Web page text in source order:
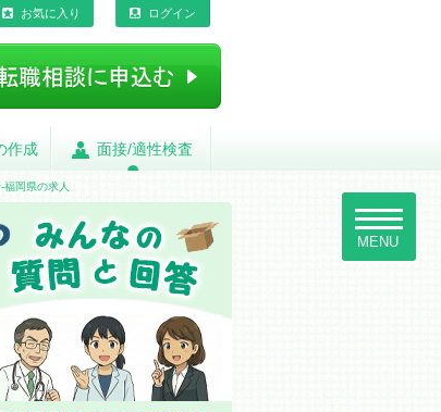
ログイン
お気に入り
作成
作成 面接/適性検査
面接/適性検査
福岡県の求人
toggle
navigation
MENU